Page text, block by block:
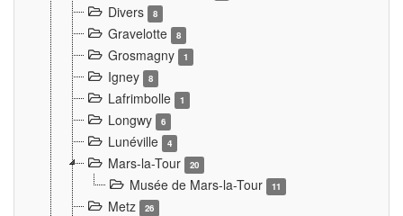
Divers 8
Gravelotte 8
Grosmagny 1
Igney 8
Lafrimbolle 1
Longwy 6
Lunéville 4
Mars-la-Tour 20
Musée de Mars-la-Tour 11
Metz 26